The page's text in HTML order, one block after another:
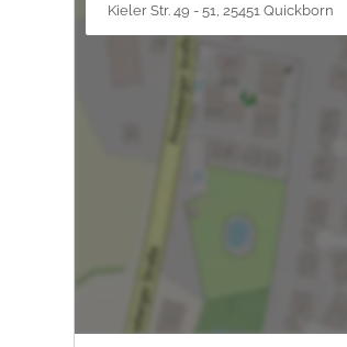
Kieler Str. 49 - 51, 25451 Quickborn